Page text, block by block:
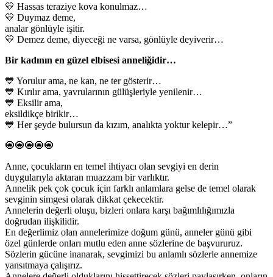
💛 Hassas teraziye kova konulmaz…
💛 Duymaz deme,
analar gönlüyle işitir.
💛 Demez deme, diyeceği ne varsa, gönlüyle deyiverir…
Bir kadının en güzel elbisesi anneliğidir…
💙 Yorulur ama, ne kan, ne ter gösterir…
💙 Kırılır ama, yavrularının gülüşleriyle yenilenir…
💙 Eksilir ama,
eksildikçe birikir…
💙 Her şeyde bulursun da kızım, analıkta yoktur kelepir…”
🧿🧿🧿🧿🧿
Anne, çocukların en temel ihtiyacı olan sevgiyi en derin
duygularıyla aktaran muazzam bir varlıktır.
Annelik pek çok çocuk için farklı anlamlara gelse de temel olarak
sevginin simgesi olarak dikkat çekecektir.
Annelerin değerli oluşu, bizleri onlara karşı bağımlılığımızla
doğrudan ilişkilidir.
En değerlimiz olan annelerimize doğum günü, anneler günü gibi
özel günlerde onları mutlu eden anne sözlerine de başvururuz.
Sözlerin gücüne inanarak, sevgimizi bu anlamlı sözlerle annemize
yansıtmaya çalışırız.